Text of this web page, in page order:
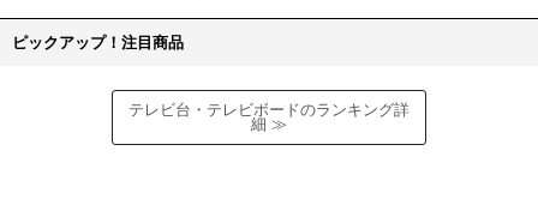
ピックアップ！注目商品
テレビ台・テレビボードのランキング詳
細 ≫